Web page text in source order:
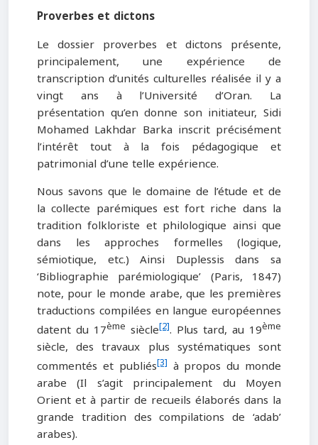
Proverbes et dictons
Le dossier proverbes et dictons présente,
principalement, une expérience de
transcription d’unités culturelles réalisée il y a
vingt ans à l’Université d’Oran. La
présentation qu’en donne son initiateur, Sidi
Mohamed Lakhdar Barka inscrit précisément
l’intérêt tout à la fois pédagogique et
patrimonial d’une telle expérience.
Nous savons que le domaine de l’étude et de
la collecte parémiques est fort riche dans la
tradition folkloriste et philologique ainsi que
dans les approches formelles (logique,
sémiotique, etc.) Ainsi Duplessis dans sa
‘Bibliographie parémiologique’ (Paris, 1847)
note, pour le monde arabe, que les premières
traductions compilées en langue européennes
datent du 17ème siècle[2]. Plus tard, au 19ème
siècle, des travaux plus systématiques sont
commentés et publiés[3] à propos du monde
arabe (Il s’agit principalement du Moyen
Orient et à partir de recueils élaborés dans la
grande tradition des compilations de ‘adab’
arabes).